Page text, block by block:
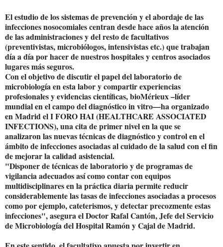
El estudio de los sistemas de prevención y el abordaje de las
infecciones nosocomiales centran desde hace años la atención
de las administraciones y del resto de facultativos
(preventivistas, microbiólogos, intensivistas etc.) que trabajan
día a día por hacer de nuestros hospitales y centros asociados
lugares más seguros.
Con el objetivo de discutir el papel del laboratorio de
microbiología en esta labor y compartir experiencias
profesionales y evidencias científicas, bioMérieux –líder
mundial en el campo del diagnóstico in vitro—ha organizado
en Madrid el I FORO HAI (HEALTHCARE ASSOCIATED
INFECTIONS), una cita de primer nivel en la que se
analizaron las nuevas técnicas de diagnóstico y control en el
ámbito de infecciones asociadas al cuidado de la salud con el fin
de mejorar la calidad asistencial.
"Disponer de técnicas de laboratorio y de programas de
vigilancia adecuados así como contar con equipos
multidisciplinares en la práctica diaria permite reducir
considerablemente las tasas de infecciones asociadas a procesos
como por ejemplo, cateterismos, y detectar precozmente estas
infecciones", asegura el Doctor Rafal Cantón, Jefe del Servicio
de Microbiología del Hospital Ramón y Cajal de Madrid.